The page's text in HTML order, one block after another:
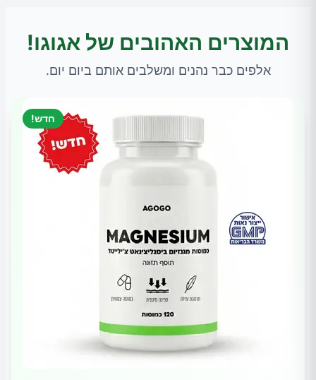
המוצרים האהובים של אגוגו!
אלפים כבר נהנים ומשלבים אותם ביום יום.
חדש!